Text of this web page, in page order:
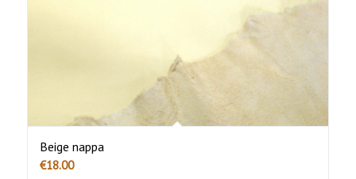
Beige nappa
€18.00